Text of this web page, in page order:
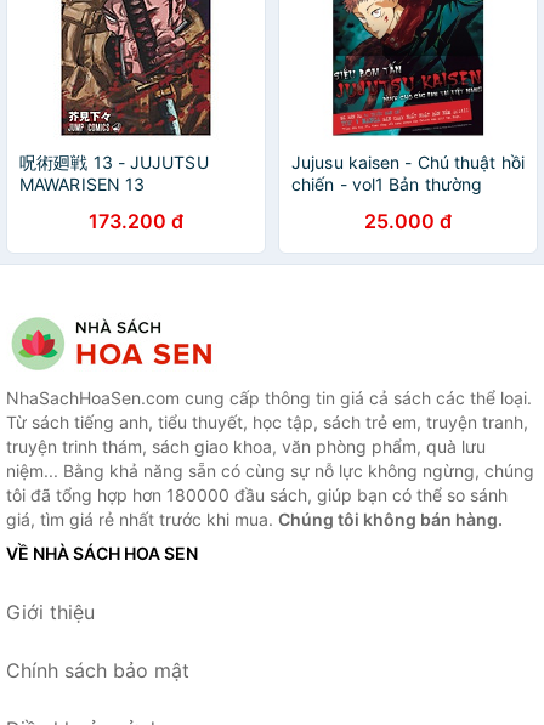
呪術廻戦 13 - JUJUTSU
MAWARISEN 13
173.200 đ
Jujusu kaisen - Chú thuật hồi
chiến - vol1 Bản thường
25.000 đ
NhaSachHoaSen.com cung cấp thông tin giá cả sách các thể loại.
Từ sách tiếng anh, tiểu thuyết, học tập, sách trẻ em, truyện tranh,
truyện trinh thám, sách giao khoa, văn phòng phẩm, quà lưu
niệm... Bằng khả năng sẵn có cùng sự nỗ lực không ngừng, chúng
tôi đã tổng hợp hơn 180000 đầu sách, giúp bạn có thể so sánh
giá, tìm giá rẻ nhất trước khi mua. Chúng tôi không bán hàng.
VỀ NHÀ SÁCH HOA SEN
Giới thiệu
Chính sách bảo mật